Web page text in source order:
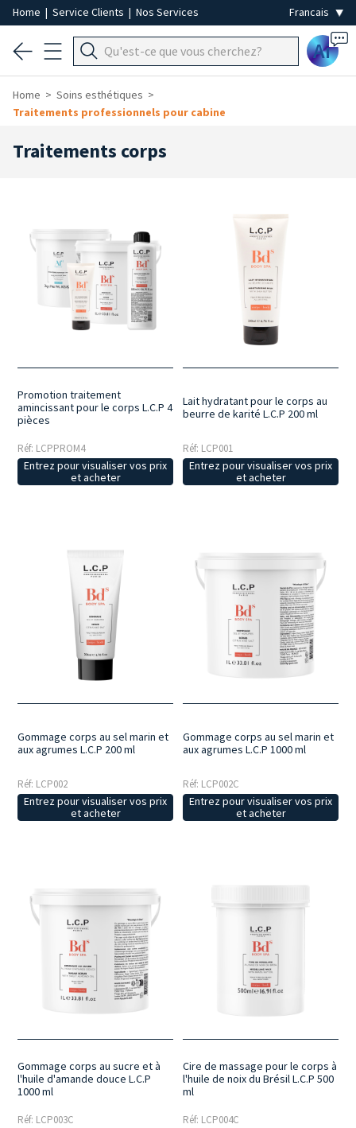
Home | Service Clients | Nos Services
Ai
Home
Soins esthétiques
Traitements professionnels pour cabine
Traitements corps
Promotion traitement
amincissant pour le corps L.C.P 4
pièces
Réf: LCPPROM4
Entrez pour visualiser vos prix
et acheter
Lait hydratant pour le corps au
beurre de karité L.C.P 200 ml
Réf: LCP001
Entrez pour visualiser vos prix
et acheter
Gommage corps au sel marin et
aux agrumes L.C.P 200 ml
Réf: LCP002
Entrez pour visualiser vos prix
et acheter
Gommage corps au sel marin et
aux agrumes L.C.P 1000 ml
Réf: LCP002C
Entrez pour visualiser vos prix
et acheter
Gommage corps au sucre et à
l'huile d'amande douce L.C.P
1000 ml
Réf: LCP003C
Cire de massage pour le corps à
l'huile de noix du Brésil L.C.P 500
ml
Réf: LCP004C